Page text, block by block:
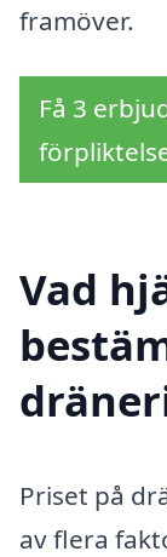
framöver.
Få 3
Vad
Priset på
av flera